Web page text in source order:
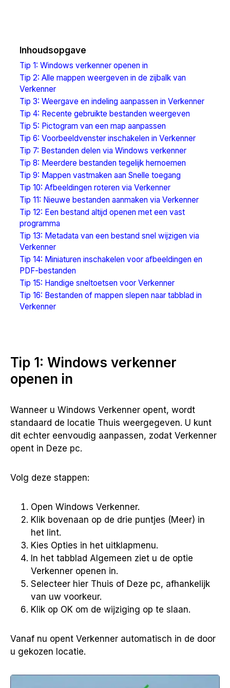
Inhoudsopgave
Tip 1: Windows verkenner openen in
Tip 2: Alle mappen weergeven in de zijbalk van
Verkenner
Tip 3: Weergave en indeling aanpassen in Verkenner
Tip 4: Recente gebruikte bestanden weergeven
Tip 5: Pictogram van een map aanpassen
Tip 6: Voorbeeldvenster inschakelen in Verkenner
Tip 7: Bestanden delen via Windows verkenner
Tip 8: Meerdere bestanden tegelijk hernoemen
Tip 9: Mappen vastmaken aan Snelle toegang
Tip 10: Afbeeldingen roteren via Verkenner
Tip 11: Nieuwe bestanden aanmaken via Verkenner
Tip 12: Een bestand altijd openen met een vast
programma
Tip 13: Metadata van een bestand snel wijzigen via
Verkenner
Tip 14: Miniaturen inschakelen voor afbeeldingen en
PDF-bestanden
Tip 15: Handige sneltoetsen voor Verkenner
Tip 16: Bestanden of mappen slepen naar tabblad in
Verkenner
Tip 1: Windows verkenner
openen in
Wanneer u Windows Verkenner opent, wordt
standaard de locatie Thuis weergegeven. U kunt
dit echter eenvoudig aanpassen, zodat Verkenner
opent in Deze pc.
Volg deze stappen:
Open Windows Verkenner.
Klik bovenaan op de drie puntjes (Meer) in
het lint.
Kies Opties in het uitklapmenu.
In het tabblad Algemeen ziet u de optie
Verkenner openen in.
Selecteer hier Thuis of Deze pc, afhankelijk
van uw voorkeur.
Klik op OK om de wijziging op te slaan.
Vanaf nu opent Verkenner automatisch in de door
u gekozen locatie.